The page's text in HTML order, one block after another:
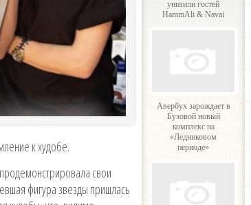
к худобе.
свои
фигура звезды пришлась
унизили гостей
HammAli & Navai
Авербух зарождает в
Бузовой новый
комплекс на
«Ледниковом
периоде»